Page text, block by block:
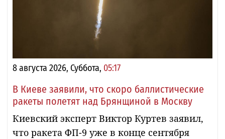
8 августа 2026, Суббота, 05:17
В Киеве заявили, что скоро баллистические
ракеты полетят над Брянщиной в Москву
Киевский эксперт Виктор Куртев заявил,
что ракета ФП-9 уже в конце сентября